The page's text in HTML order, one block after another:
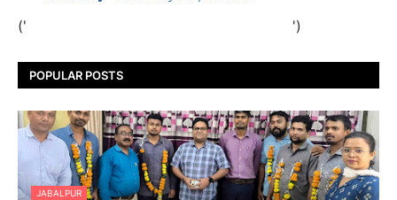
(' ')
POPULAR POSTS
JABALPUR